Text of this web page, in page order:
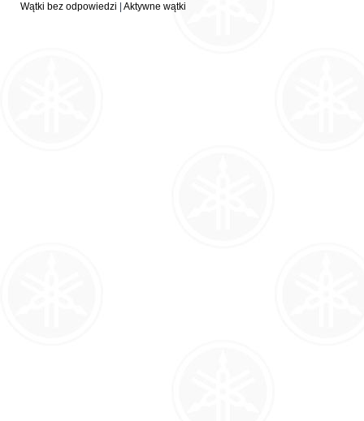
Wątki bez odpowiedzi Aktywne wątki